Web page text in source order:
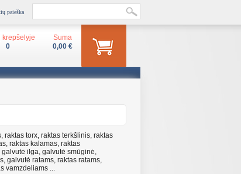
paieška
Suma
0,00 €
krepšelyje
0
raktas torx, raktas terkšlinis, raktas
raktas kalamas, raktas
ilga, galvutė smūginė,
galvutė ratams, raktas ratams,
vamzdeliams ...